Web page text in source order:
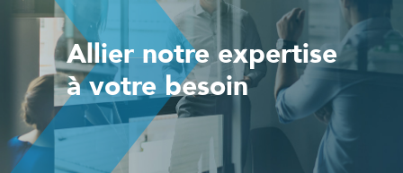
Allier notre expertise
à votre besoin